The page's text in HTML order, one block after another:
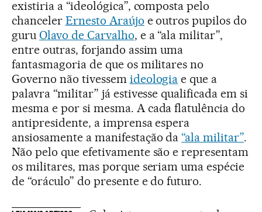
existiria a “ideológica”, composta pelo
chanceler Ernesto Araújo e outros pupilos do
guru Olavo de Carvalho, e a “ala militar”,
entre outras, forjando assim uma
fantasmagoria de que os militares no
Governo não tivessem ideologia e que a
palavra “militar” já estivesse qualificada em si
mesma e por si mesma. A cada flatulência do
antipresidente, a imprensa espera
ansiosamente a manifestação da“ala militar”.
Não pelo que efetivamente são e representam
os militares, mas porque seriam uma espécie
de “oráculo” do presente e do futuro.